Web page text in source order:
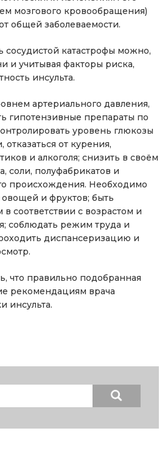
мозгового кровообращения)
общей заболеваемости.
сосудистой катастрофы можно,
и учитывая факторы риска,
инсульта.
артериального давления,
гипотензивные препараты по
уровень глюкозы
от курения,
и алкоголя; снизить в своём
соли, полуфабрикатов и
происхождения. Необходимо
и фруктов; быть
соответствии с возрастом и
соблюдать режим труда и
диспансеризацию и
что правильно подобранная
рекомендациям врача
инсульта.